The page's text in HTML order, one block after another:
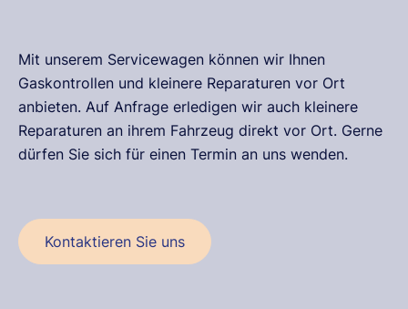
Mit unserem Servicewagen können wir Ihnen
Gaskontrollen und kleinere Reparaturen vor Ort
anbieten. Auf Anfrage erledigen wir auch kleinere
Reparaturen an ihrem Fahrzeug direkt vor Ort. Gerne
dürfen Sie sich für einen Termin an uns wenden.
Kontaktieren Sie uns